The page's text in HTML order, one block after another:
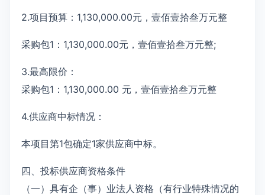
2.项目预算：1,130,000.00元，壹佰壹拾叁万元整
采购包1：1,130,000.00元，壹佰壹拾叁万元整;
3.最高限价：
采购包1：1,130,000.00 元，壹佰壹拾叁万元整
4.供应商中标情况：
本项目第1包确定1家供应商中标。
四、投标供应商资格条件
（一）具有企（事）业法人资格（有行业特殊情况的